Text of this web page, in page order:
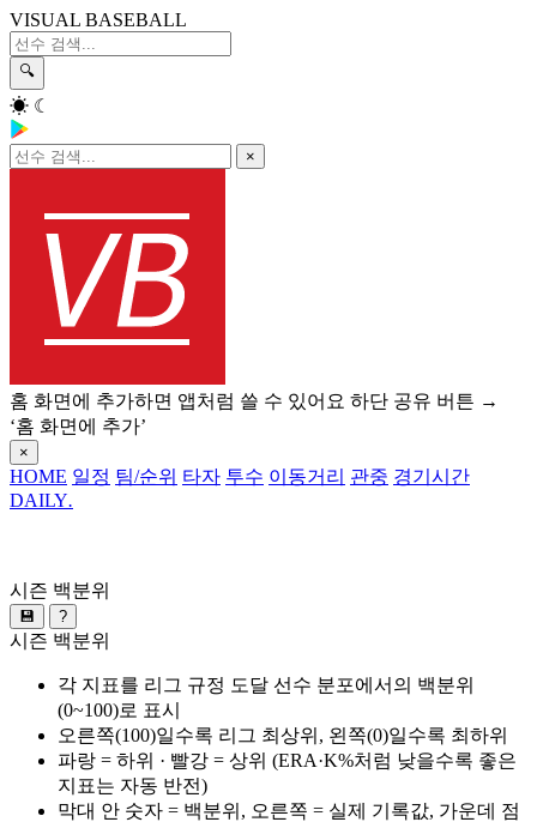
VISUAL BASEBALL
🔍
☀ ☾
×
홈 화면에 추가하면 앱처럼 쓸 수 있어요 하단 공유 버튼 →
‘홈 화면에 추가’
×
HOME 일정 팀/순위 타자 투수 이동거리 관중 경기시간
DAILY.
시즌 백분위
💾 ?
시즌 백분위
각 지표를 리그 규정 도달 선수 분포에서의 백분위
(0~100)로 표시
오른쪽(100)일수록 리그 최상위, 왼쪽(0)일수록 최하위
파랑 = 하위 · 빨강 = 상위 (ERA·K%처럼 낮을수록 좋은
지표는 자동 반전)
막대 안 숫자 = 백분위, 오른쪽 = 실제 기록값, 가운데 점